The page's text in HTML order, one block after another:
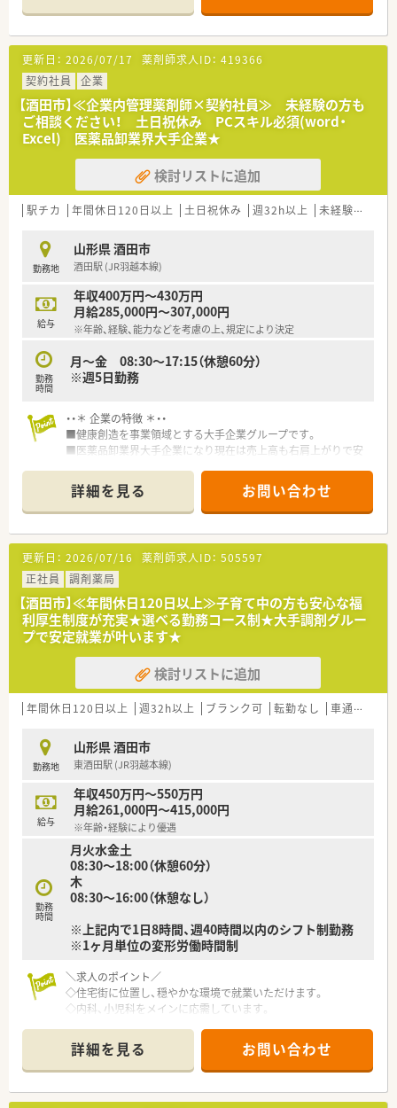
■居宅在宅も行っています！在宅医療に携わりたい方にもオスス
メです。
に信頼されるかかりつけ薬局を目指しています。
◇ここが魅力！◇
☆【教育・研修制度】
フォローアップ研修・エキスパート研修・薬局長研修・管理者研修
などスキルに合わせた研修制度をご用意。
また、e-learningを導入しており、こちらは会社で費用補助をし
ています。
その他、学会発表にも積極的に参加しており、日々の取り組みか
ら奨励し、調剤過誤防止については全社共有しています。
☆【福利厚生面】
産前・産後・育児休暇は100%取得可能で、時短勤務で働く社員も
また、転居を伴う異動はなく、キャリアやライフプランの希望に
応じて、長く安心して働ける環境作りをしております。
◇薬局について◇
内科・呼吸器科メインに応需しています。
1日あたりの処方箋枚数も安定しているため、ペースを守って働
けます。
◇こんな方にオススメ◇
たい方
☆大手グループ企業で安定して働きたい方
☆経験浅くてもOK！機材も揃っており教育体制も整っています。
更新日： 2026/07/17 薬剤師求人ID： 419366
契約社員
企業
【酒田市】≪企業内管理薬剤師×契約社員≫ 未経験の方も
ご相談ください！ 土日祝休み PCスキル必須(word・
Excel) 医薬品卸業界大手企業★
検討リストに追加
駅チカ 年間休日120日以上 土日祝休み 週32h以上 未経験可
勤務地
山形県 酒田市
酒田駅 (JR羽越本線)
給与
年収400万円～430万円
月給285,000円～307,000円
※年齢、経験、能力などを考慮の上、規定により決定
勤務
時間
月～金 08:30～17:15（休憩60分）
※週5日勤務
・・＊ 企業の特徴 ＊・・
■健康創造を事業領域とする大手企業グループです。
■医薬品卸業界大手企業になり現在は売上高も右肩上がりで安
■東証プライム上場 売上高2兆円以上を誇る医薬品専門商社で
す。
■医療現場に密着し、MS(営業)や管理薬剤師や配送者など幅広
い人が活躍しています。
・・＊ こんなお仕事です ＊・・
■管理薬剤師として薬事関連業務、品質管理業務、PMS(製造販売
後調査)、DI業務(医薬品情報管理)をお任せいたします。
■社内試験に通過することで正社員としてもご勤務可能です。
■未経験OK！企業経験は不問ですが、業務上では簡単なPC入力
がありますので、word・Excel等の操作が可能な方お待ちしてお
ります。
詳細を見る お問い合わせ
更新日： 2026/07/16 薬剤師求人ID： 505597
正社員
調剤薬局
【酒田市】≪年間休日120日以上≫子育て中の方も安心な福
利厚生制度が充実★選べる勤務コース制★大手調剤グルー
プで安定就業が叶います★
検討リストに追加
年間休日120日以上 週32h以上 ブランク可 転勤なし 車通勤可
勤務地
山形県 酒田市
東酒田駅 (JR羽越本線)
給与
年収450万円～550万円
月給261,000円～415,000円
※年齢・経験により優遇
勤務
時間
月火水金土
08:30〜18:00（休憩60分）
木
08:30〜16:00（休憩なし）
※上記内で1日8時間、週40時間以内のシフト制勤務
※1ヶ月単位の変形労働時間制
＼求人のポイント／
◇住宅街に位置し、穏やかな環境で就業いただけます。
◇内科、小児科をメインに応需しています。
≪安心の教育体制≫
◆未経験者の方には、新卒様と同様の研修を受けさせて頂いた
り、入社後4日間を掛けて実務研修も可能です。
内容は処方解説・投薬の仕方・薬歴入力・保険点数説明などです。
詳細を見る お問い合わせ